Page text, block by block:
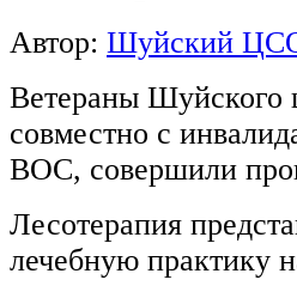
Автор: Шуйский
Ветераны Шуйского
совместно с
ВОС, совершили
Лесотерапия
лечебную практику